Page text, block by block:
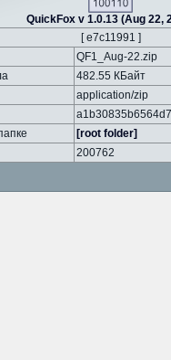
QuickFox v 1.0.13 (Aug 22,
[ e7c11991 ]
QF1_Aug-22.zip
482.55 КБайт
application/zip
[root folder]
200762